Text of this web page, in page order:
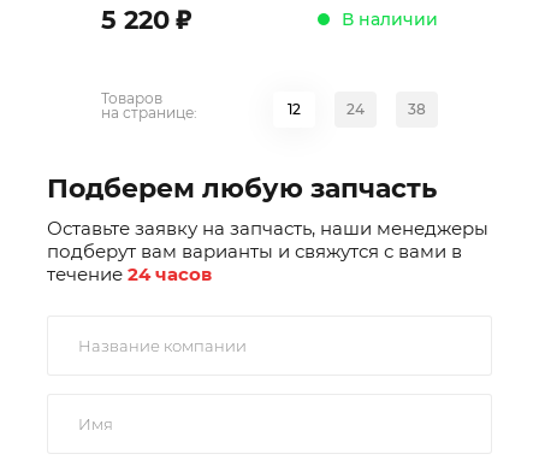
5 220 ; В наличии
Товаров
на странице:
12 24 38
Подберем любую запчасть
Оставьте заявку на запчасть, наши менеджеры
подберут вам варианты и свяжутся с вами в
течение 24 часов